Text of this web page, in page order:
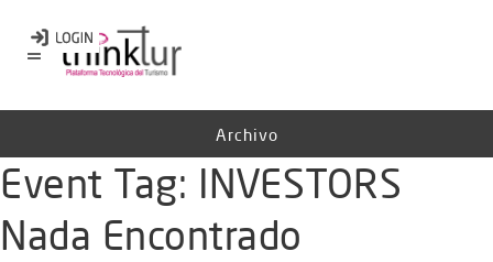
Archivo
Event Tag: INVESTORS
Nada Encontrado